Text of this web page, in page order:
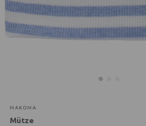
MAKOMA
Mütze